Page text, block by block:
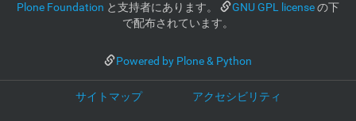
Plone Foundation と支持者にあります。 GNU GPL licenseの下
で配布されています。
Powered by Plone & Python
サイトマップ アクセシビリティ